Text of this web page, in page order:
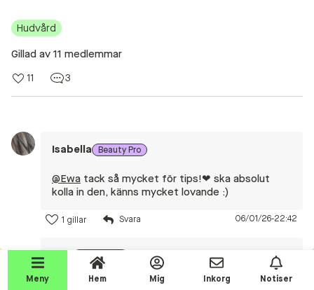
Alla inlägg
Beauty Chatroom
Beauty Routines
Aktiviteter
Beauty Tester reviews
Competition Time!
Testprodukter
Makeup
Hudvård
Gillad av 11 medlemmar
11 3
Isabella Beauty Pro
@Ewa tack så mycket för tips!❤ ska absolut
kolla in den, känns mycket lovande :)
1 gillar 06/01/26-22:42
Beauty Pro
jag gillar denna, har man torr hy (som jag) så är
Meny Hem Mig Inkorg Notiser